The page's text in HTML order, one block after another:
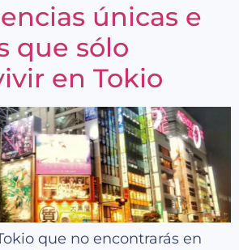
únicas e
que sólo
en Tokio
que no encontrarás en